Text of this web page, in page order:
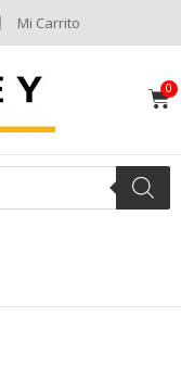
Mi Carrito